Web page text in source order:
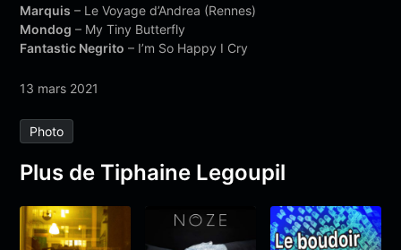
Marquis – Le Voyage d’Andrea (Rennes)
Mondog – My Tiny Butterfly
Fantastic Negrito – I’m So Happy I Cry
13 mars 2021
Photo
Plus de Tiphaine Legoupil